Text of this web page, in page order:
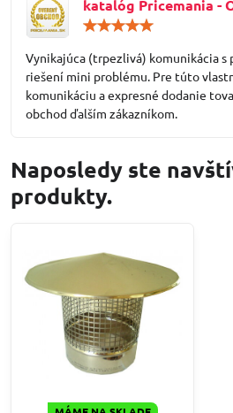
katalóg Pricemania -
5
Vynikajúca (trpezlivá) komunikácia s
riešení mini problému. Pre túto
komunikáciu a expresné dodanie
obchod ďalším zákazníkom.
Naposledy ste
produkty.